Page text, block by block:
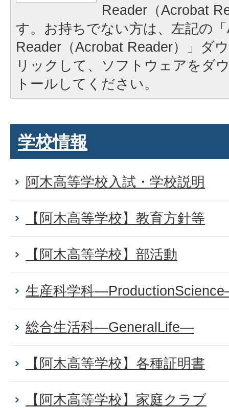
Reader（Acrobat
す。お持ちでない方は、左記の
Reader（Acrobat Reader）」ダ
リックして、ソフトウェアをダ
トールしてください。
学校情報
阿木高等学校入試・学校説明
【阿木高等学校】教育方針等
【阿木高等学校】部活動
生産科学科
総合生活科―GeneralLife―
【阿木高等学校】各種証明書
【阿木高等学校】家庭クラブ